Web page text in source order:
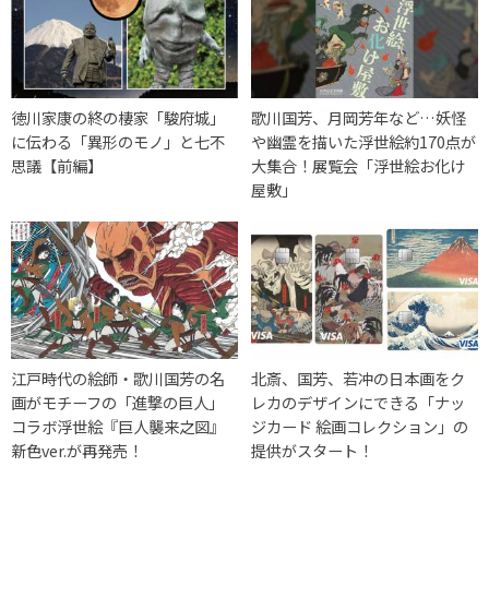
徳川家康の終の棲家「駿府城」
に伝わる「異形のモノ」と七不
思議【前編】
歌川国芳、月岡芳年など…妖怪
や幽霊を描いた浮世絵約170点が
大集合！展覧会「浮世絵お化け
屋敷」
江戸時代の絵師・歌川国芳の名
画がモチーフの「進撃の巨人」
コラボ浮世絵『巨人襲来之図』
新色ver.が再発売！
北斎、国芳、若冲の日本画をク
レカのデザインにできる「ナッ
ジカード 絵画コレクション」の
提供がスタート！